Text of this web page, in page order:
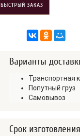
БЫСТРЫЙ ЗАКАЗ
Варианты
Транспортная
Попутный груз
Самовывоз
Срок изготовления